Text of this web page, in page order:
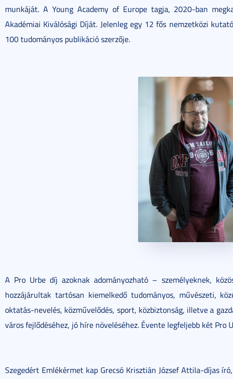
munkáját. A Young Academy of Europe tagja, 2020-ban
Akadémiai Kiválósági Díját. Jelenleg egy 12 fős nemzetközi
100 tudományos publikáció szerzője.
A Pro Urbe díj azoknak adományozható – személyeknek,
hozzájárultak tartósan kiemelkedő tudományos, művészeti,
oktatás-nevelés, közművelődés, sport, közbiztonság, illetve a
város fejlődéséhez, jó híre növeléséhez. Évente legfeljebb két Pro
Szegedért Emlékérmet kap Grecsó Krisztián József Attila-díjas